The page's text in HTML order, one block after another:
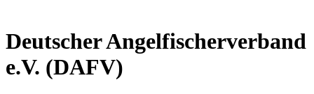
Deutscher Angelfischerverband
e.V. (DAFV)